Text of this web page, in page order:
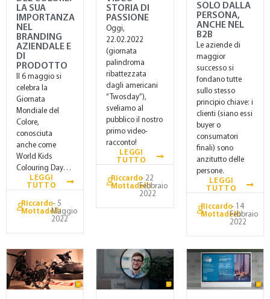
LA SUA
IMPORTANZA
NEL
BRANDING
AZIENDALE E
DI
PRODOTTO
Il 6 maggio si
celebra la
Giornata
Mondiale del
Colore,
conosciuta
anche come
World Kids
Colouring Day…
LEGGI
TUTTO
Riccardo
Mottadelli
- 5
Maggio
2022
STORIA DI
PASSIONE
Oggi,
22.02.2022
(giornata
palindroma
ribattezzata
dagli americani
“Twosday”),
sveliamo al
pubblico il nostro
primo video-
racconto!
LEGGI
TUTTO
Riccardo
Mottadelli
- 22
Febbraio
2022
SOLO DALLA
PERSONA,
ANCHE NEL
B2B
Le aziende di
maggior
successo si
fondano tutte
sullo stesso
principio chiave: i
clienti (siano essi
buyer o
consumatori
finali) sono
anzitutto delle
persone.
LEGGI
TUTTO
Riccardo
Mottadelli
- 14
Febbraio
2022